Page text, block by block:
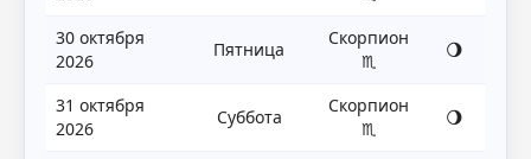
30 октября
2026
Пятница
Скорпион
♏
🌖
31 октября
2026
Суббота
Скорпион
♏
🌖